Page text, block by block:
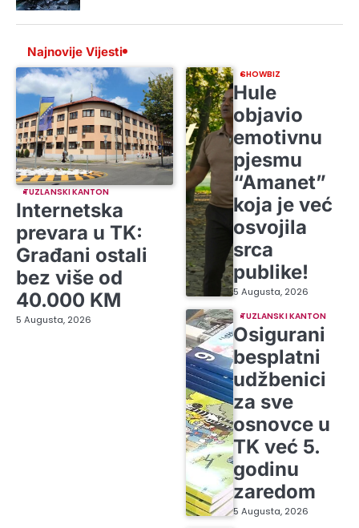
Najnovije Vijesti
TUZLANSKI KANTON
Internetska
prevara u TK:
Građani ostali
bez više od
40.000 KM
5 Augusta, 2026
SHOWBIZ
Hule
objavio
emotivnu
pjesmu
“Amanet”
koja je već
osvojila
srca
publike!
5 Augusta, 2026
TUZLANSKI KANTON
Osigurani
besplatni
udžbenici
za sve
osnovce u
TK već 5.
godinu
zaredom
5 Augusta, 2026